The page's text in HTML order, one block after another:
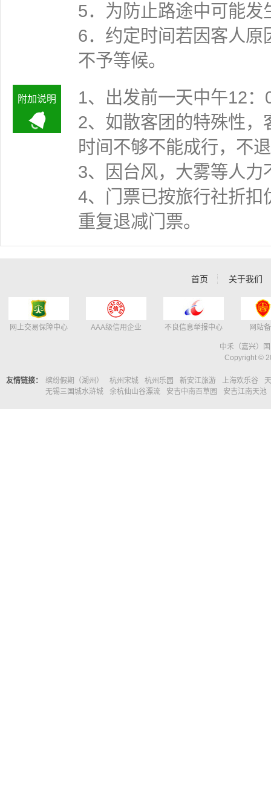
5．为防止路途中可能
6．约定时间若因客人
不予等候。
附加说明
1、出发前一天中午12
2、如散客团的特殊性
时间不够不能成行
3、因台风，大雾等人
4、门票已按旅行社折
重复退减门票。
首页 关于我们
网上交易保障中心 AAA级信用企业 不良信息举报中心 网站
中禾（嘉兴）
Copyright ©
友情链接： 缤纷假期（湖州） 杭州宋城 杭州乐园 新安江旅游 上海欢乐谷
无锡三国城水浒城
余杭仙山谷漂流 安吉中南百草园 安吉江南天池